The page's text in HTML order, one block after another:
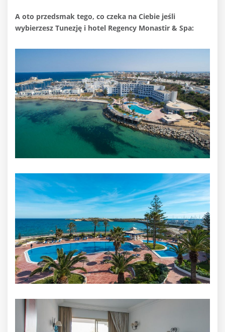
A oto przedsmak tego, co czeka na Ciebie jeśli
wybierzesz Tunezję i hotel Regency Monastir & Spa: